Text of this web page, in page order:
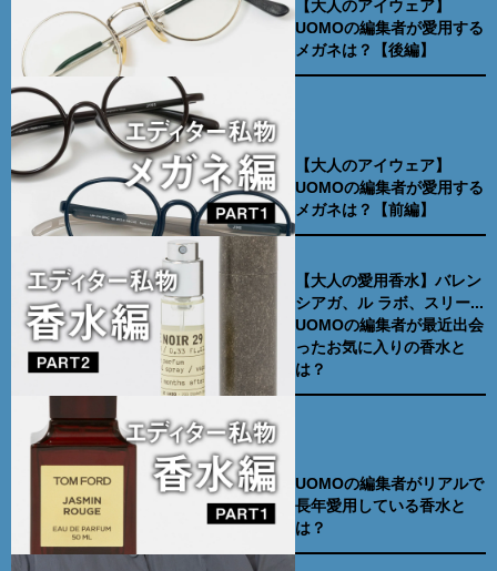
【大人のアイウェア】
UOMOの編集者が愛用する
メガネは？【後編】
【大人のアイウェア】
UOMOの編集者が愛用する
メガネは？【前編】
【大人の愛用香水】バレン
シアガ、ル ラボ、スリー...
UOMOの編集者が最近出会
ったお気に入りの香水と
は？
UOMOの編集者がリアルで
長年愛用している香水と
は？